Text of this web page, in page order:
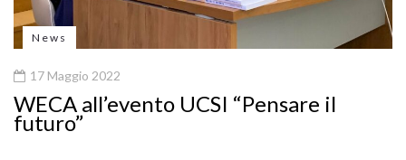
News
17 Maggio 2022
WECA all’evento UCSI “Pensare il
futuro”